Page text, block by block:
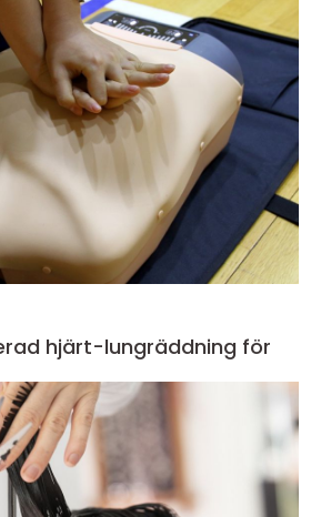
hjärt-lungräddning för